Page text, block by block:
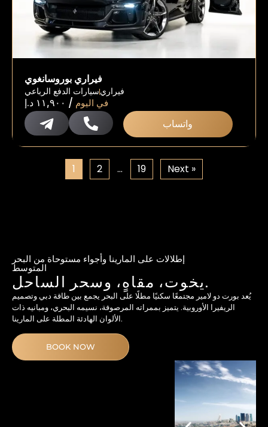
فيراري بوروسانغوي
سيارات الدفع الرباعيفيراري
١١,٩٠٠ د.إ / في اليوم
واتساب
1 2 … 19 Next »
إطلالات على المارينا وأجواء مستوحاة من البحر
المتوسط
يخوت، مقاهٍ، وسحر الساحل.
يُعد بورت دو لامير مجتمعًا سكنيًا مطلًا على البحر يجمع بين طاقة دبي وتصميم
الريفيرا الأوروبية. يتميز بممراته المرصوفة، نسيمه البحري، ومبانيه ذات
الألوان الهادئة المطلة على المارينا.
BOOK NOW